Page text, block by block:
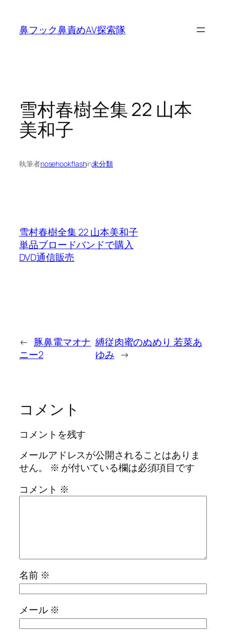
鼻フック鼻責めAV探索隊
雪村春樹全集 22 山本
美和子
執筆者nosehookflashin未分類
雪村春樹全集 22 山本美和子
単品ブロードバンドで購入
DVD通信販売
← 豚鼻電マオナ
ニー2
縛従肉蜜のぬめり 若菜あ
ゆみ →
コメント
コメントを残す
メールアドレスが公開されることはありま
せん。
※ が付いている欄は必須項目です
コメント ※
名前 ※
メール ※